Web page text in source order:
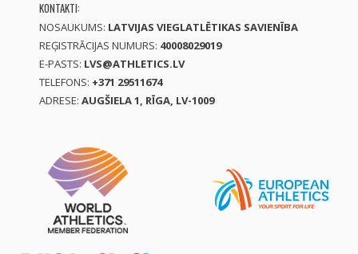
KONTAKTI:
NOSAUKUMS: LATVIJAS VIEGLATLĒTIKAS SAVIENĪBA
REĢISTRĀCIJAS NUMURS: 40008029019
E-PASTS: LVS@ATHLETICS.LV
TELEFONS: +371 29511674
ADRESE: AUGŠIELA 1, RĪGA, LV-1009